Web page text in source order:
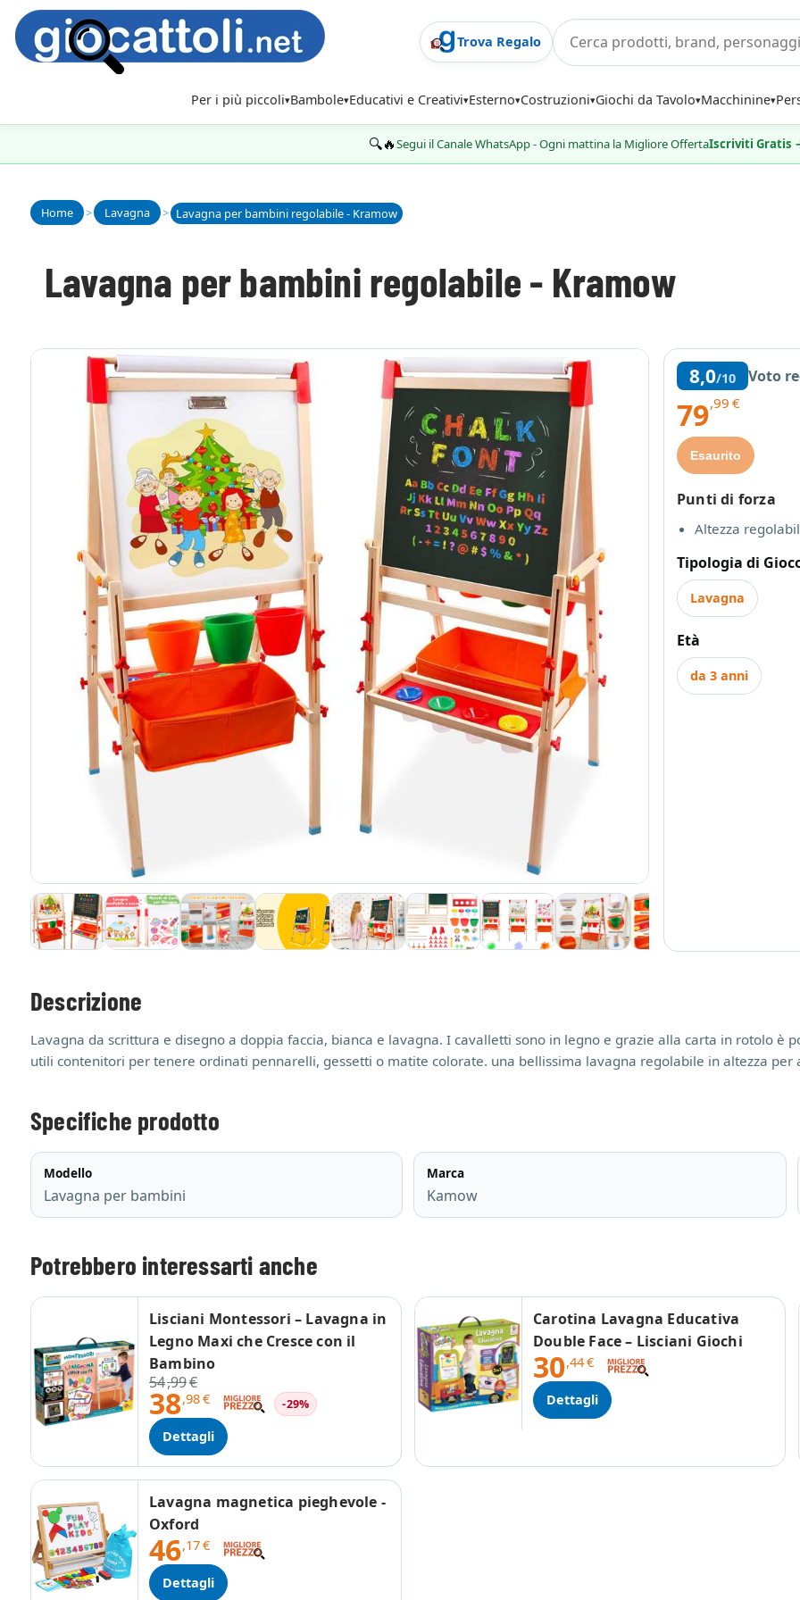
Per i più piccoli Bambole Educativi e Creativi Esterno Costruzioni Giochi da Tavolo Macchinine
Trova Regalo
🔍🔥Segui il Canale WhatsApp - Ogni mattina la Migliore OffertaIscriviti Gratis
Home > Lavagna > Lavagna per bambini regolabile - Kramow
Lavagna per bambini regolabile - Kramow
8,0/10 Voto
79,99 €
Esaurito
Punti di forza
Altezza
Tipologia di
Lavagna
Età
da 3 anni
Descrizione
Lavagna da scrittura e disegno a doppia faccia, bianca e lavagna. I cavalletti sono in legno e grazie alla carta in rotolo è
utili contenitori per tenere ordinati pennarelli, gessetti o matite colorate. una bellissima lavagna regolabile in altezza per
Specifiche prodotto
Modello
Lavagna per bambini
Marca
Kamow
Potrebbero interessarti anche
Lisciani Montessori – Lavagna in
Legno Maxi che Cresce con il
Bambino
54,99€
38,98€ -29%
Dettagli
Carotina Lavagna Educativa
Double Face – Lisciani Giochi
30,44€
Dettagli
Lavagna magnetica pieghevole -
Oxford
46,17€
Dettagli